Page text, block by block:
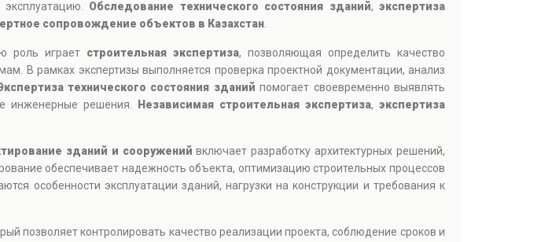
Обследование технического состояния зданий,экспертиза
сопровождение объектов в Казахстан
роль играет строительная экспертиза, позволяющая определить качество
В рамках экспертизы выполняется проверка проектной документации, анализ
технического состояния зданий помогает своевременно выявлять
инженерные решения.
Независимая строительная экспертиза,экспертиза
зданий и сооружений включает разработку архитектурных решений,
обеспечивает надежность объекта, оптимизацию строительных процессов
особенности эксплуатации зданий, нагрузки на конструкции и требования к
позволяет контролировать качество реализации проекта, соблюдение сроков и